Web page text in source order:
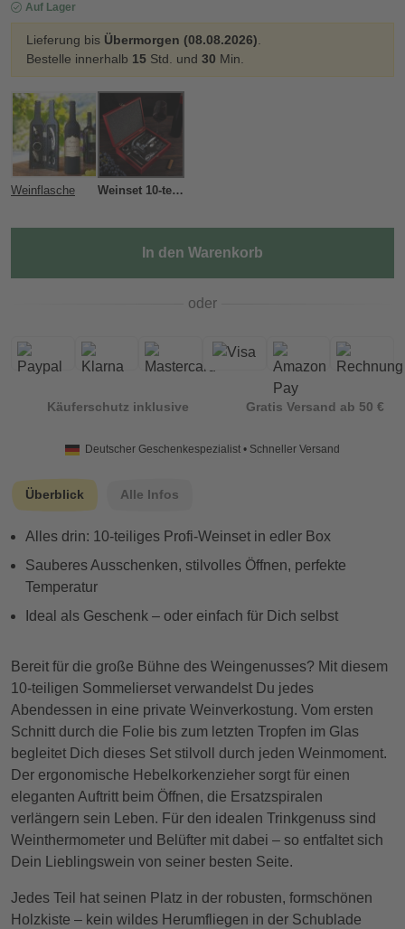
Auf Lager
Lieferung bis Übermorgen (08.08.2026).
Bestelle innerhalb 15 Std. und 30 Min.
Weinflasche Weinset 10-teilig
In den Warenkorb
oder
Käuferschutz inklusive Gratis Versand ab 50 €
Deutscher Geschenkespezialist • Schneller Versand
Überblick Alle Infos
Alles drin: 10-teiliges Profi-Weinset in edler Box
Sauberes Ausschenken, stilvolles Öffnen, perfekte
Temperatur
Ideal als Geschenk – oder einfach für Dich selbst
Bereit für die große Bühne des Weingenusses? Mit diesem
10-teiligen Sommelierset verwandelst Du jedes
Abendessen in eine private Weinverkostung. Vom ersten
Schnitt durch die Folie bis zum letzten Tropfen im Glas
begleitet Dich dieses Set stilvoll durch jeden Weinmoment.
Der ergonomische Hebelkorkenzieher sorgt für einen
eleganten Auftritt beim Öffnen, die Ersatzspiralen
verlängern sein Leben. Für den idealen Trinkgenuss sind
Weinthermometer und Belüfter mit dabei – so entfaltet sich
Dein Lieblingswein von seiner besten Seite.
Jedes Teil hat seinen Platz in der robusten, formschönen
Holzkiste – kein wildes Herumfliegen in der Schublade